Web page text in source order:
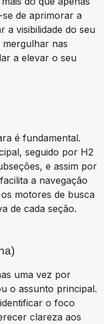
de aprimorar a
a visibilidade do seu
mergulhar nas
a elevar o seu
é fundamental.
seguido por H2
e assim por
a navegação
motores de busca
de cada seção.
uma vez por
o assunto principal.
o foco
clareza aos